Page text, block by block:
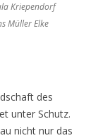
Kriependorf
Müller Elke
des
unter Schutz.
nicht nur das